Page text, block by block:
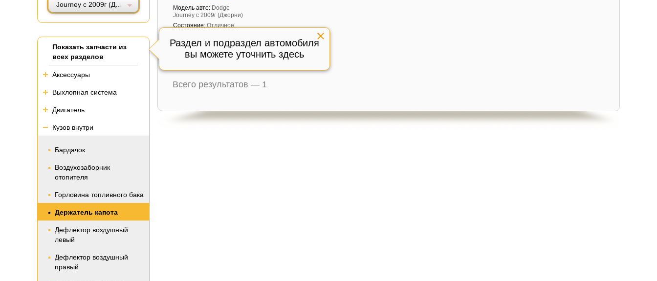
Раздел и подраздел автомобиля
вы можете уточнить здесь
Показать запчасти из
всех разделов
Аксессуары
Выхлопная система
Двигатель
Кузов внутри
Бардачок
Воздухозаборник
отопителя
Горловина топливного бака
Держатель капота
Дефлектор воздушный
левый
Дефлектор воздушный
правый
Модель авто: Dodge
Journey с 2009г (Джорни)
Состояние:Отличное,
300 руб.
Всего результатов — 1